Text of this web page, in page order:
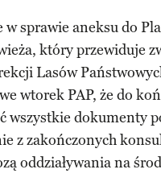
w sprawie aneksu do
który przewiduje
Lasów
wtorek PAP, że do
dokumenty
z zakończonych
oddziaływania na